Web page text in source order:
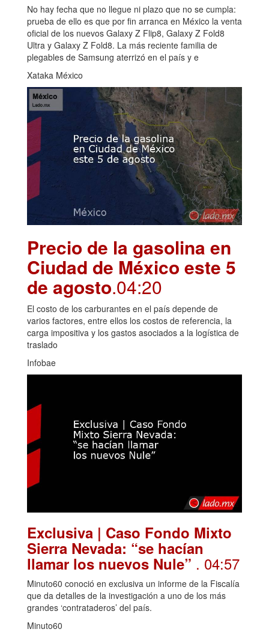
No hay fecha que no llegue ni plazo que no se cumpla:
prueba de ello es que por fin arranca en México la venta
oficial de los nuevos Galaxy Z Flip8, Galaxy Z Fold8
Ultra y Galaxy Z Fold8. La más reciente familia de
plegables de Samsung aterrizó en el país y e
Xataka México
Precio de la gasolina en
Ciudad de México este 5
de agosto.04:20
El costo de los carburantes en el país depende de
varios factores, entre ellos los costos de referencia, la
carga impositiva y los gastos asociados a la logística de
traslado
Infobae
Exclusiva | Caso Fondo Mixto
Sierra Nevada: “se hacían
llamar los nuevos Nule” . 04:57
Minuto60 conoció en exclusiva un informe de la Fiscalía
que da detalles de la investigación a uno de los más
grandes ‘contrataderos’ del país.
Minuto60